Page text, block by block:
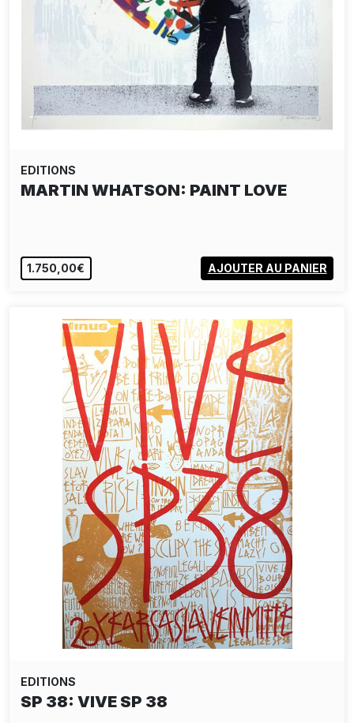
EDITIONS
MARTIN WHATSON: PAINT LOVE
1.750,00€ AJOUTER AU PANIER
EDITIONS
ALIAS: THE DISSIDENT PAPER EDITION